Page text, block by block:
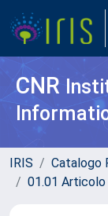
CNR
IRIS Catalogo
01.01 Articolo